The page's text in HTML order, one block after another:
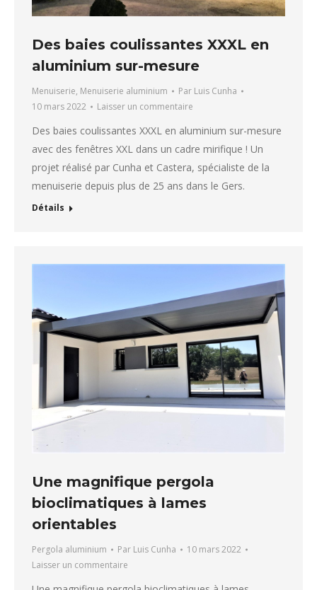
Des baies coulissantes XXXL en
aluminium sur-mesure
Menuiserie, Menuiserie aluminium Par Luis Cunha
10 mars 2022
Laisser un commentaire
Des baies coulissantes XXXL en aluminium sur-mesure
avec des fenêtres XXL dans un cadre mirifique ! Un
projet réalisé par Cunha et Castera, spécialiste de la
menuiserie depuis plus de 25 ans dans le Gers.
Détails
Une magnifique pergola
bioclimatiques à lames
orientables
Pergola aluminium Par Luis Cunha
10 mars 2022
Laisser un commentaire